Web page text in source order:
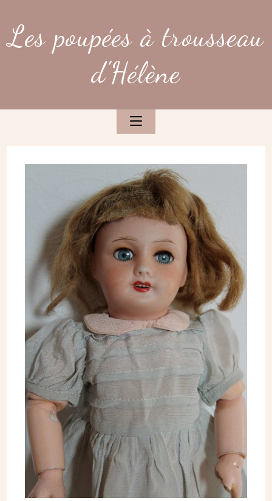
content
Les poupées à trousseau
d'Hélène